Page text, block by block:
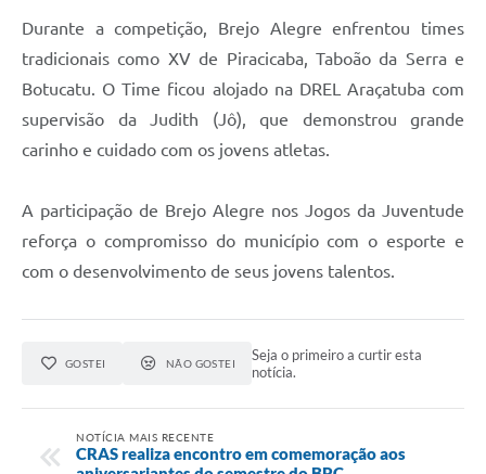
Durante a competição, Brejo Alegre enfrentou times
tradicionais como XV de Piracicaba, Taboão da Serra e
Botucatu. O Time ficou alojado na DREL Araçatuba com
supervisão da Judith (Jô), que demonstrou grande
carinho e cuidado com os jovens atletas.
A participação de Brejo Alegre nos Jogos da Juventude
reforça o compromisso do município com o esporte e
com o desenvolvimento de seus jovens talentos.
GOSTEI NÃO GOSTEI
Seja o primeiro a curtir esta
notícia.
NOTÍCIA MAIS RECENTE
CRAS realiza encontro em comemoração aos